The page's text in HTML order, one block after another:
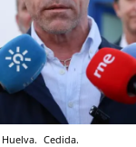
Cedida.